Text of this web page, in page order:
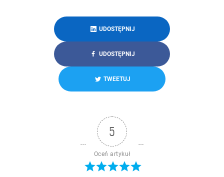
UDOSTĘPNIJ
UDOSTĘPNIJ
TWEETUJ
5
Oceń artykuł